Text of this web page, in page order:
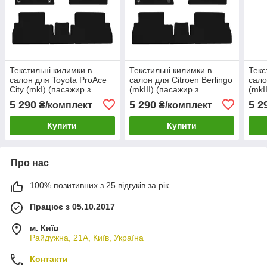
Текстильні килимки в
салон для Toyota ProAce
City (mkI) (пасажир з
регулюваннями) Premium
5 290 ₴/комплект
Купити
Текстильні килимки в
салон для Citroen Berlingo
(mkIII) (пасажир з
регулюваннями)Premium
5 290₴/комплект
Купити
5
Про нас
100% позитивних з 25 відгуків за рік
Працює з 05.10.2017
м. Київ
Райдужна, 21А, Київ, Україна
Контакти